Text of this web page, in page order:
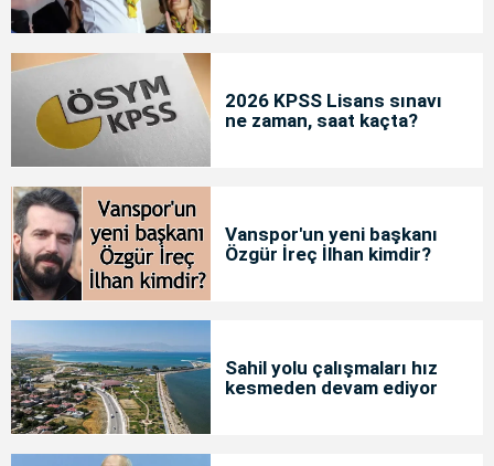
2026 KPSS Lisans sınavı
ne zaman, saat kaçta?
Vanspor'un yeni başkanı
Özgür İreç İlhan kimdir?
Sahil yolu çalışmaları hız
kesmeden devam ediyor